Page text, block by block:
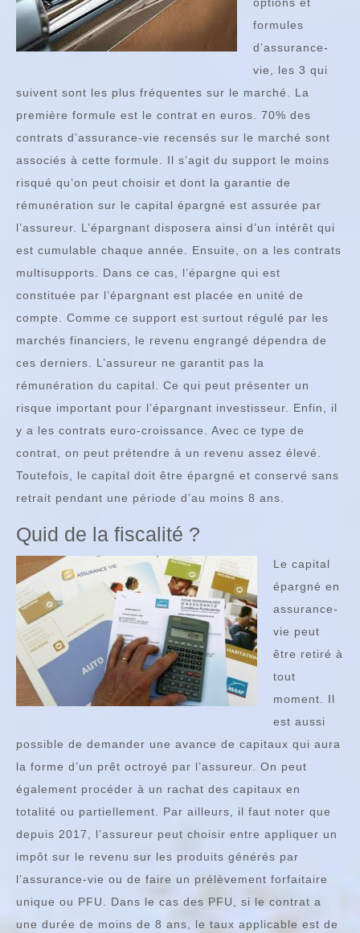
formules
d’assurance-
vie, les 3 qui
suivent sont les plus fréquentes sur le marché. La
première formule est le contrat en euros. 70% des
contrats d’assurance-vie recensés sur le marché sont
associés à cette formule. Il s’agit du support le moins
risqué qu’on peut choisir et dont la garantie de
rémunération sur le capital épargné est assurée par
l’assureur. L’épargnant disposera ainsi d’un intérêt qui
est cumulable chaque année. Ensuite, on a les contrats
multisupports. Dans ce cas, l’épargne qui est
constituée par l’épargnant est placée en unité de
compte. Comme ce support est surtout régulé par les
marchés financiers, le revenu engrangé dépendra de
ces derniers. L’assureur ne garantit pas la
rémunération du capital. Ce qui peut présenter un
risque important pour l’épargnant investisseur. Enfin, il
y a les contrats euro-croissance. Avec ce type de
contrat, on peut prétendre à un revenu assez élevé.
Toutefois, le capital doit être épargné et conservé sans
retrait pendant une période d’au moins 8 ans.
Quid de la fiscalité ?
Le capital
épargné en
assurance-
vie peut
être retiré à
tout
moment. Il
est aussi
possible de demander une avance de capitaux qui aura
la forme d’un prêt octroyé par l’assureur. On peut
également procéder à un rachat des capitaux en
totalité ou partiellement. Par ailleurs, il faut noter que
depuis 2017, l’assureur peut choisir entre appliquer un
impôt sur le revenu sur les produits générés par
l’assurance-vie ou de faire un prélèvement forfaitaire
unique ou PFU. Dans le cas des PFU, si le contrat a
une durée de moins de 8 ans, le taux applicable est de